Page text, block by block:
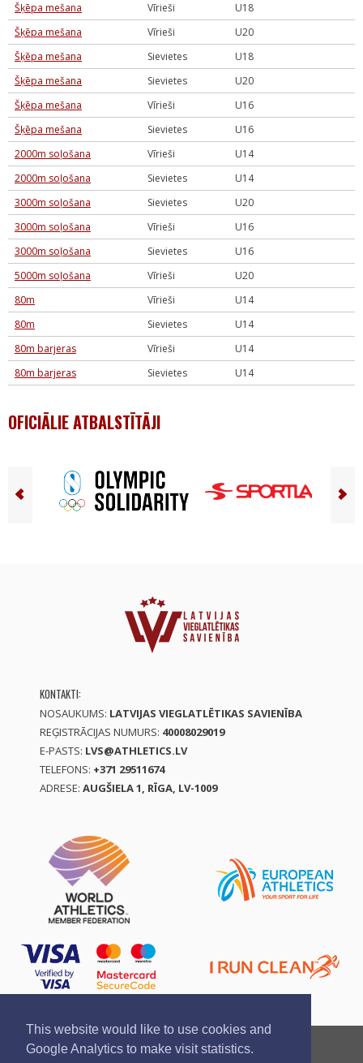
This website would like to use cookies and
Google Analytics to make visit statistics.
Šķēpa mešana
Vīrieši
U18
Šķēpa mešana
Vīrieši
U20
Šķēpa mešana
Sievietes
U18
Šķēpa mešana
Sievietes
U20
Šķēpa mešana
Vīrieši
U16
Šķēpa mešana
Sievietes
U16
2000m soļošana
Vīrieši
U14
2000m soļošana
Sievietes
U14
3000m soļošana
Sievietes
U20
3000m soļošana
Vīrieši
U16
3000m soļošana
Sievietes
U16
5000m soļošana
Vīrieši
U20
80m
Vīrieši
U14
80m
Sievietes
U14
80m barjeras
Vīrieši
U14
80m barjeras
Sievietes U14
OFICIĀLIE ATBALSTĪTĀJI
KONTAKTI:
NOSAUKUMS: LATVIJAS VIEGLATLĒTIKAS SAVIENĪBA
REĢISTRĀCIJAS NUMURS: 40008029019
E-PASTS: LVS@ATHLETICS.LV
TELEFONS: +371 29511674
ADRESE: AUGŠIELA 1, RĪGA, LV-1009
Ziņo par pārkāpumu
Privātuma politika